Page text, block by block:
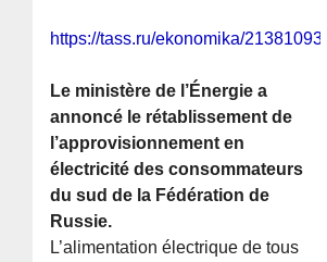
https://tass.ru/ekonomika/21381093
Le ministère de l’Énergie a
annoncé le rétablissement de
l’approvisionnement en
électricité des consommateurs
du sud de la Fédération de
Russie.
L’alimentation électrique de tous